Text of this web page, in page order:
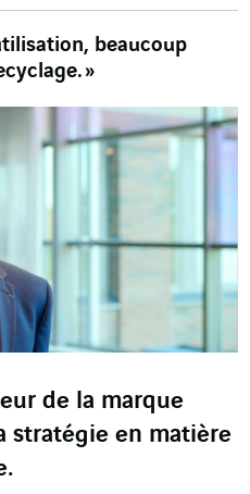
beaucoup
»
de la marque
stratégie en matière